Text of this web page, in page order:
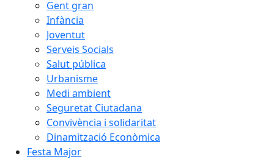
Gent gran
Infància
Joventut
Serveis Socials
Salut pública
Urbanisme
Medi ambient
Seguretat Ciutadana
Convivència i solidaritat
Dinamització Econòmica
Festa Major